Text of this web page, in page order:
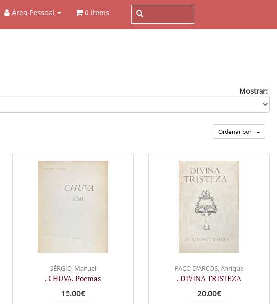
Área Pessoal 0 items
Mostrar:
Ordenar por
SÉRGIO, Manuel
. CHUVA. Poemas
15.00€
PAÇO D'ARCOS, Anrique
. DIVINA TRISTEZA
20.00€